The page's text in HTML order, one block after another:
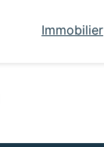
Immobilier